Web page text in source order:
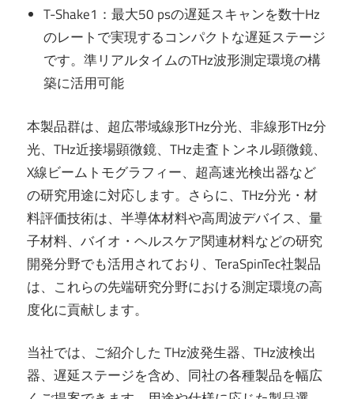
T-Shake1：最大50 psの遅延スキャンを数十Hz
のレートで実現するコンパクトな遅延ステージ
です。準リアルタイムのTHz波形測定環境の構
築に活用可能
本製品群は、超広帯域線形THz分光、非線形THz分
光、THz近接場顕微鏡、THz走査トンネル顕微鏡、
X線ビームトモグラフィー、超高速光検出器など
の研究用途に対応します。さらに、THz分光・材
料評価技術は、半導体材料や高周波デバイス、量
子材料、バイオ・ヘルスケア関連材料などの研究
開発分野でも活用されており、TeraSpinTec社製品
は、これらの先端研究分野における測定環境の高
度化に貢献します。
当社では、ご紹介した THz波発生器、THz波検出
器、遅延ステージを含め、同社の各種製品を幅広